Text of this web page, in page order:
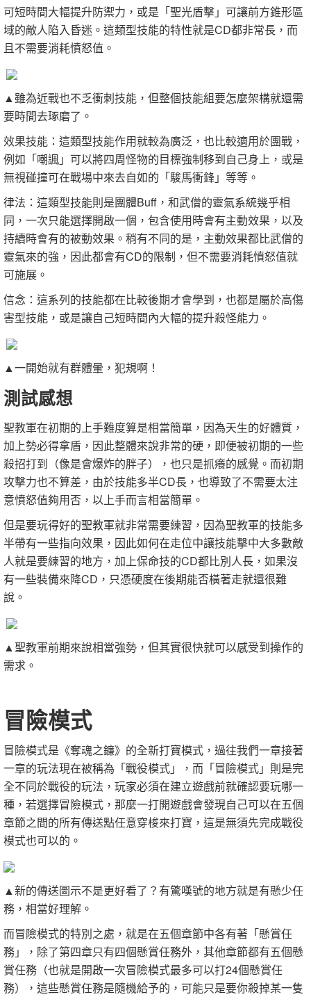
可短時間大幅提升防禦力，或是「聖光盾擊」可讓前方錐形區
域的敵人陷入昏迷。這類型技能的特性就是CD都非常長，而
且不需要消耗憤怒值。
▲雖為近戰也不乏衝刺技能，但整個技能組要怎麼架構就還需
要時間去琢磨了。
效果技能：這類型技能作用就較為廣泛，也比較適用於團戰，
例如「嘲諷」可以將四周怪物的目標強制移到自己身上，或是
無視碰撞可在戰場中來去自如的「駿馬衝鋒」等等。
律法：這類型技能則是團體Buff，和武僧的靈氣系統幾乎相
同，一次只能選擇開啟一個，包含使用時會有主動效果，以及
持續時會有的被動效果。稍有不同的是，主動效果都比武僧的
靈氣來的強，因此都會有CD的限制，但不需要消耗憤怒值就
可施展。
信念：這系列的技能都在比較後期才會學到，也都是屬於高傷
害型技能，或是讓自己短時間內大幅的提升殺怪能力。
▲一開始就有群體暈，犯規啊！
測試感想
聖教軍在初期的上手難度算是相當簡單，因為天生的好體質，
加上勢必得拿盾，因此整體來說非常的硬，即便被初期的一些
殺招打到（像是會爆炸的胖子），也只是抓癢的感覺。而初期
攻擊力也不算差，由於技能多半CD長，也導致了不需要太注
意憤怒值夠用否，以上手而言相當簡單。
但是要玩得好的聖教軍就非常需要練習，因為聖教軍的技能多
半帶有一些指向效果，因此如何在走位中讓技能擊中大多數敵
人就是要練習的地方，加上保命技的CD都比別人長，如果沒
有一些裝備來降CD，只憑硬度在後期能否橫著走就還很難
說。
▲聖教軍前期來說相當強勢，但其實很快就可以感受到操作的
需求。
冒險模式
冒險模式是《奪魂之鐮》的全新打寶模式，過往我們一章接著
一章的玩法現在被稱為「戰役模式」，而「冒險模式」則是完
全不同於戰役的玩法，玩家必須在建立遊戲前就確認要玩哪一
種，若選擇冒險模式，那麼一打開遊戲會發現自己可以在五個
章節之間的所有傳送點任意穿梭來打寶，這是無須先完成戰役
模式也可以的。
▲新的傳送圖示不是更好看了？有驚嘆號的地方就是有懸少任
務，相當好理解。
而冒險模式的特別之處，就是在五個章節中各有著「懸賞任
務」，除了第四章只有四個懸賞任務外，其他章節都有五個懸
賞任務（也就是開啟一次冒險模式最多可以打24個懸賞任
務），這些懸賞任務是隨機給予的，可能只是要你殺掉某一隻